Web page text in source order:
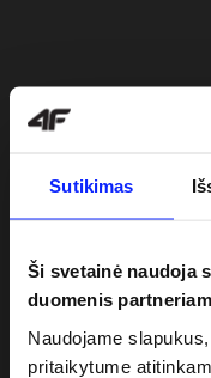
Sutikimas
Ši svetainė naudoja
duomenis
Naudojame
pritaikytume